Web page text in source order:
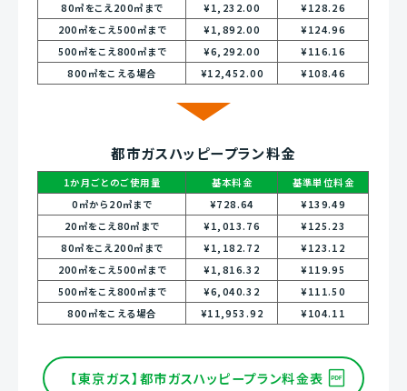
80㎥をこえ200㎥まで
¥1,232.00
¥128.26
200㎥をこえ500㎥まで
¥1,892.00
¥124.96
500㎥をこえ800㎥まで
¥6,292.00
¥116.16
800㎥をこえる場合
¥12,452.00 ¥108.46
都市ガスハッピープラン料金
1か月ごとのご使用量 基本料金
基準単位料金
0㎥から20㎥まで
¥728.64
¥139.49
20㎥をこえ80㎥まで
¥1,013.76
¥125.23
80㎥をこえ200㎥まで
¥1,182.72
¥123.12
200㎥をこえ500㎥まで
¥1,816.32
¥119.95
500㎥をこえ800㎥まで
¥6,040.32
¥111.50
800㎥をこえる場合
¥11,953.92 ¥104.11
【東京ガス】都市ガスハッピープラン料金表